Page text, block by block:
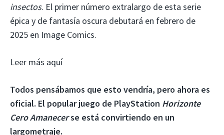
insectos. El primer número extralargo de esta serie
épica y de fantasía oscura debutará en febrero de
2025 en Image Comics.
Leer más aquí
Todos pensábamos que esto vendría, pero ahora es
oficial. El popular juego de PlayStation Horizonte
Cero Amanecerse está convirtiendo en un
largometraje.